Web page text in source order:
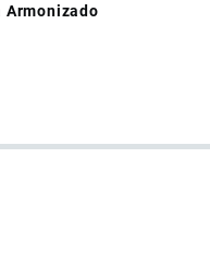
Armonizado